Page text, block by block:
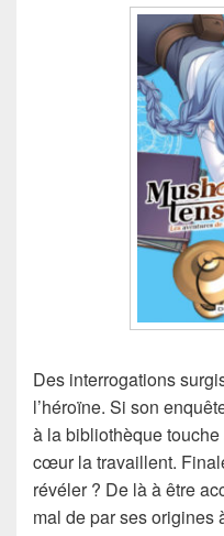
Des interrogations
l’héroïne. Si son
à la bibliothèque
cœur la travaillent.
révéler ? De là à être
mal de par ses origines